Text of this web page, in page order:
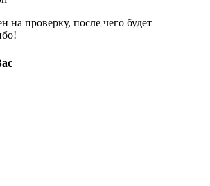
на проверку, после чего будет